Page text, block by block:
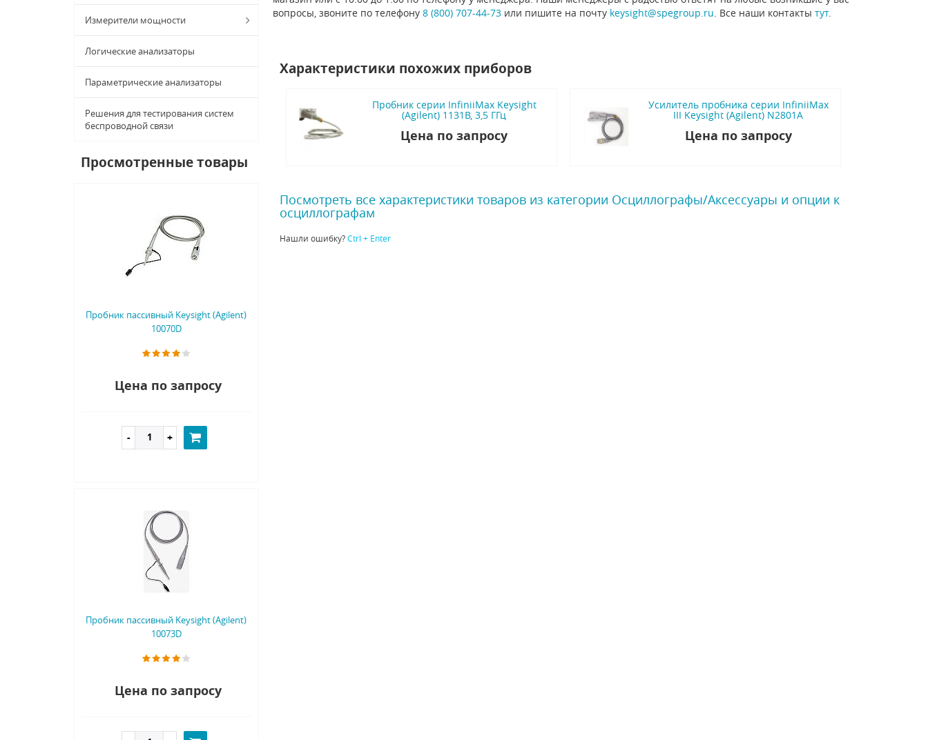
Измерители мощности
Логические анализаторы
Параметрические анализаторы
Решения для тестирования систем
беспроводной связи
Просмотренные товары
Пробник пассивный Keysight (Agilent)
10070D
Цена по запросу
Пробник пассивный Keysight (Agilent)
10073D
Цена по запросу
вопросы, звоните по телефону 8 (800) 707-44-73или пишите на почту keysight@spegroup.ru . Все наши контакты тут.
Характеристики похожих приборов
Пробник серии InfiniiMax Keysight
(Agilent) 1131B, 3,5 ГГц
Цена по запросу
Усилитель пробника серии InfiniiMax
III Keysight (Agilent) N2801A
Цена по запросу
Посмотреть все характеристики товаров из категории Осциллографы/Аксессуары и опции к
осциллографам
Нашли ошибку?Ctrl + Enter